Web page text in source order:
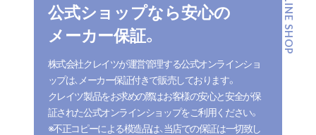
公式ショップなら安心の
メーカー保証。
株式会社クレイツが運営管理する公式オンラインショ
ップは、メーカー保証付きで販売しております。
クレイツ製品をお求めの際はお客様の安心と安全が保
証された公式オンラインショップをご利用ください。
※不正コピーによる模造品は、当店での保証は一切致し
ONLINE SHOP